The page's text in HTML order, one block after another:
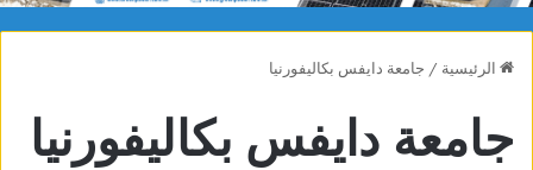
الرئيسية / جامعة دايفس بكاليفورنيا
جامعة دايفس بكاليفورنيا